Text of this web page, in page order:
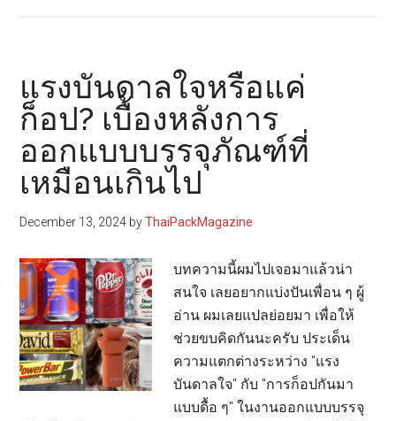
ระดับ
โลก
ชาว
ไทย
เผย
รนด์
บรรจุ
ภัณฑ์
ไทย
ที่
ทุก
คน
แรงบันดาลใจหรือแค่
ก็อป? เบื้องหลังการ
ออกแบบบรรจุภัณฑ์ที่
เหมือนเกินไป
December 13, 2024 byThaiPackMagazine
บทความนี้ผมไปเจอมาแล้วน่า
สนใจ เลยอยากแบ่งปันเพื่อน ๆ ผู้
อ่าน ผมเลยแปลย่อยมา เพื่อให้
ช่วยขบคิดกันนะครับ ประเด็น
ความแตกต่างระหว่าง "แรง
บันดาลใจ" กับ "การก็อปกันมา
แบบดื้อ ๆ" ในงานออกแบบบรรจุ